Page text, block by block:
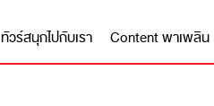
ทัวร์สนุกไปกับเรา Content พาเพลิน